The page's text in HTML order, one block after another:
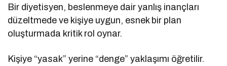
Bir diyetisyen, beslenmeye dair yanlış inançları
düzeltmede ve kişiye uygun, esnek bir plan
oluşturmada kritik rol oynar.
Kişiye “yasak” yerine “denge” yaklaşımı öğretilir.